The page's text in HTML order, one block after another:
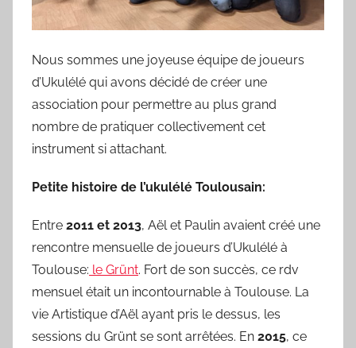
Nous sommes une joyeuse équipe de joueurs
d’Ukulélé qui avons décidé de créer une
association pour permettre au plus grand
nombre de pratiquer collectivement cet
instrument si attachant.
Petite histoire de l’ukulélé Toulousain:
Entre 2011 et 2013, Aël et Paulin avaient créé une
rencontre mensuelle de joueurs d’Ukulélé à
Toulouse: le Grünt. Fort de son succès, ce rdv
mensuel était un incontournable à Toulouse. La
vie Artistique d’Aël ayant pris le dessus, les
sessions du Grünt se sont arrêtées. En 2015, ce